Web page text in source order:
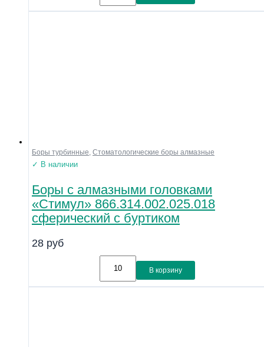
Боры турбинные, Стоматологические боры алмазные
✓ В наличии
Боры с алмазными головками
«Стимул» 866.314.002.025.018
сферический с буртиком
28 руб
В корзину